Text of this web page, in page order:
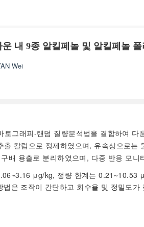
내 9종 알킬페놀 및 알킬페놀
Wei
그래피-탠덤 질량분석법을 결합하여
칼럼으로 정제하였으며, 유속상으로
용출로 분리하였으며, 다중 반응 모
μg/kg, 정량 한계는 0.21~10.53
은 조작이 간단하고 회수율 및 정밀도